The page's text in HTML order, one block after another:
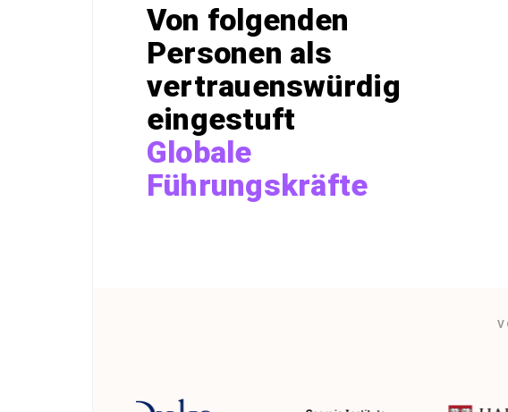
Von folgenden
Personen als
vertrauenswürdig
eingestuft
Globale
Führungskräfte